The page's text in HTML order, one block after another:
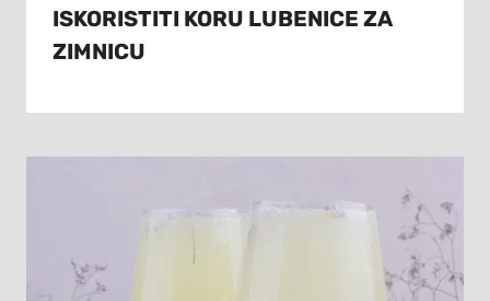
ISKORISTITI KORU LUBENICE ZA
ZIMNICU